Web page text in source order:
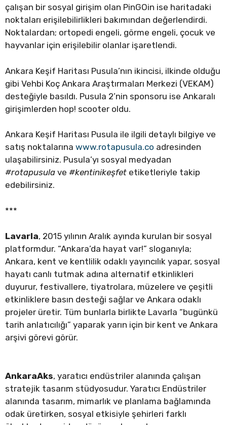
çalışan bir sosyal girişim olan PinGOin ise haritadaki
noktaları erişilebilirlikleri bakımından değerlendirdi.
Noktalardan; ortopedi engeli, görme engeli, çocuk ve
hayvanlar için erişilebilir olanlar işaretlendi.
Ankara Keşif Haritası Pusula’nın ikincisi, ilkinde olduğu
gibi Vehbi Koç Ankara Araştırmaları Merkezi (VEKAM)
desteğiyle basıldı. Pusula 2’nin sponsoru ise Ankaralı
girişimlerden hop! scooter oldu.
Ankara Keşif Haritası Pusula ile ilgili detaylı bilgiye ve
satış noktalarına www.rotapusula.co adresinden
ulaşabilirsiniz. Pusula’yı sosyal medyadan
#rotapusula ve #kentinikeşfet etiketleriyle takip
edebilirsiniz.
***
Lavarla, 2015 yılının Aralık ayında kurulan bir sosyal
platformdur. “Ankara’da hayat var!” sloganıyla;
Ankara, kent ve kentlilik odaklı yayıncılık yapar, sosyal
hayatı canlı tutmak adına alternatif etkinlikleri
duyurur, festivallere, tiyatrolara, müzelere ve çeşitli
etkinliklere basın desteği sağlar ve Ankara odaklı
projeler üretir. Tüm bunlarla birlikte Lavarla “bugünkü
tarih anlatıcılığı” yaparak yarın için bir kent ve Ankara
arşivi görevi görür.
AnkaraAks, yaratıcı endüstriler alanında çalışan
stratejik tasarım stüdyosudur. Yaratıcı Endüstriler
alanında tasarım, mimarlık ve planlama bağlamında
odak üretirken, sosyal etkisiyle şehirleri farklı